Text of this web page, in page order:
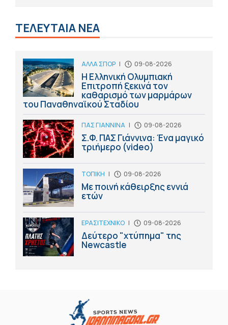
ΤΕΛΕΥΤΑΙΑ ΝΕΑ
ΑΛΛΑ ΣΠΟΡ | 09-08-2026
Η Ελληνική Ολυμπιακή
Επιτροπή ξεκινά τον
καθαρισμό των μαρμάρων
του Παναθηναϊκού Σταδίου
ΠΑΣ ΓΙΑΝΝΙΝΑ | 09-08-2026
Σ.Φ. ΠΑΣ Γιάννινα: Ένα μαγικό
τριήμερο (video)
ΤΟΠΙΚΗ | 09-08-2026
Με ποινή κάθειρξης εννιά
ετών
ΕΡΑΣΙΤΕΧΝΙΚΟ | 09-08-2026
Δεύτερο "χτύπημα" της
Newcastle